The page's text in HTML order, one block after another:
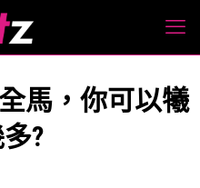
馬，你可以犧
?